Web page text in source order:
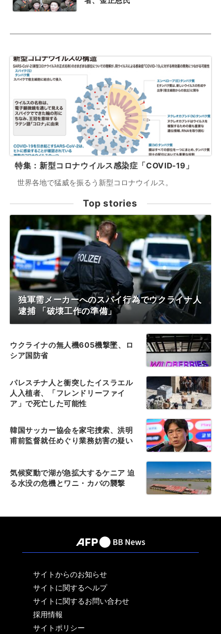
特集：新型コロナウイルス感染症「COVID-19」
世界各地で猛威を振るう新型コロナウイルス。
Top stories
独軍需メーカーへのスパイ行為でウクライナ人
逮捕 「破壊工作の準備」
ウクライナの無人機605機撃墜、ロ
シア国防省
パレスチナ人と衝突したイスラエル
人入植者、「フレンドリーファイ
ア」で死亡した可能性
韓国サッカー協会を家宅捜索、洪明
甫前監督就任めぐり業務妨害の疑い
気候変動で湖が急拡大するケニア 迫
る水没の危機とワニ・カバの襲撃
サイトからのお知らせ
サイトに関するヘルプ
サイトに関するお問い合わせ
採用情報
サイトポリシー